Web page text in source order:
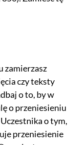
zamierzasz
czy teksty
o to, by w
o przeniesieniu
o tym,
przeniesienie